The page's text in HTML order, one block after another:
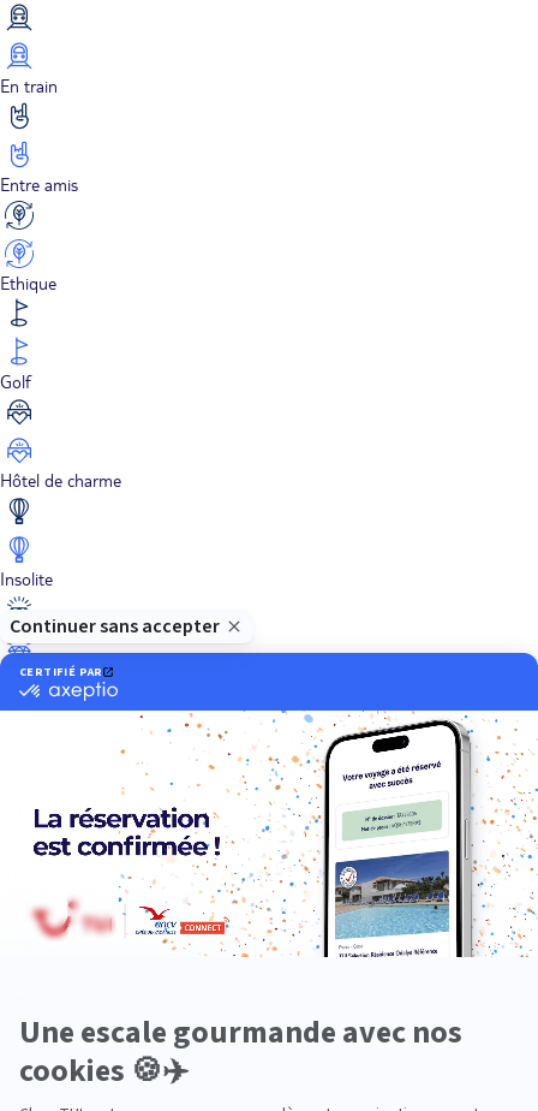
En train
Entre amis
Ethique
Golf
Hôtel de charme
Insolite
Luxe
Premium